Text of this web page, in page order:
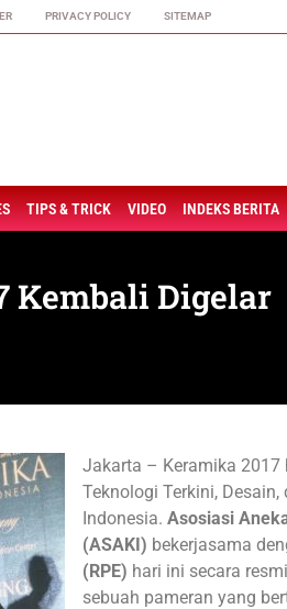
PRIVACY POLICY SITEMAP
TIPS & TRICK VIDEO INDEKS BERITA
Kembali Digelar
Jakarta – Keramika 2017
Teknologi Terkini,
Indonesia. Asosiasi
(ASAKI) bekerjasama
(RPE) hari ini secara
sebuah pameran yang